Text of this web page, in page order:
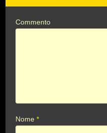
Commento
Nome*